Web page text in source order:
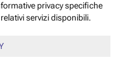
privacy specifiche
servizi disponibili.